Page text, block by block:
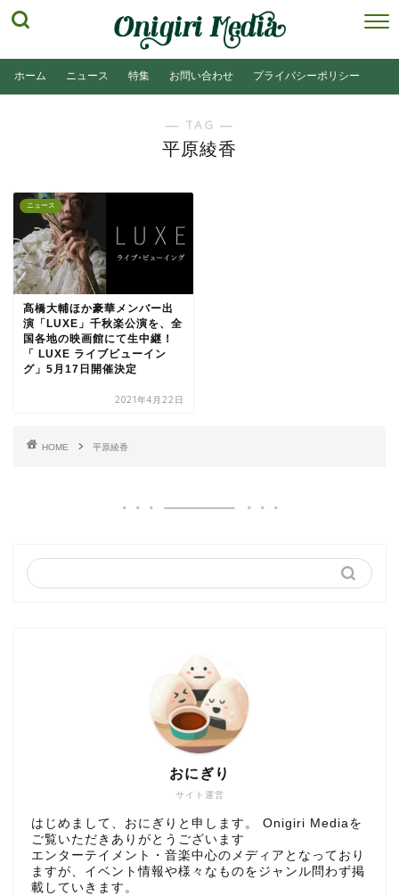
ホーム ニュース 特集 お問い合わせ プライバシーポリシー
― TAG ―
平原綾香
ニュース
髙橋大輔ほか豪華メンバー出
演「LUXE」千秋楽公演を、全
国各地の映画館にて生中継！
「 LUXE ライブビューイン
グ」5月17日開催決定
2021年4月22日
HOME 平原綾香
サイト運営
おにぎり
はじめまして、おにぎりと申します。 Onigiri Mediaを
ご覧いただきありがとうございます
エンターテイメント・音楽中心のメディアとなっており
ますが、イベント情報や様々なものをジャンル問わず掲
載していきます。